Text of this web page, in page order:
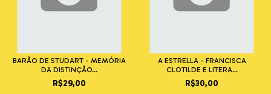
BARÃO DE STUDART - MEMÓRIA
DA DISTINÇÃO...
R$29,00
A ESTRELLA - FRANCISCA
CLOTILDE E LITERA...
R$30,00